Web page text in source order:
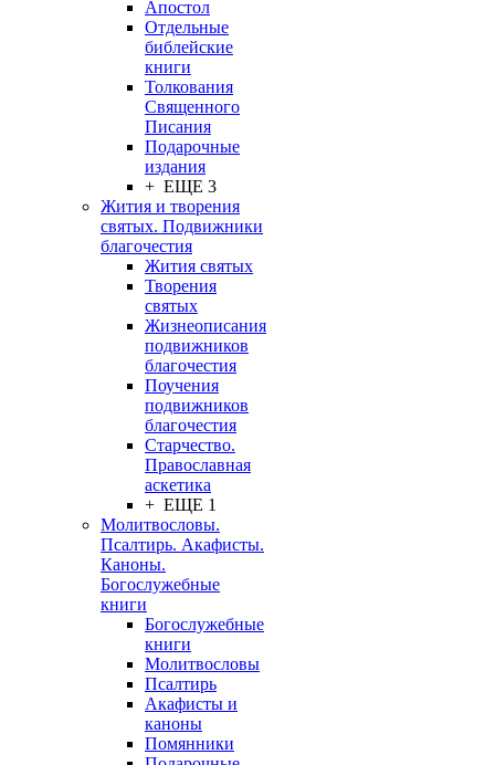
Апостол
Отдельные
библейские
книги
Толкования
Священного
Писания
Подарочные
издания
+ ЕЩЕ 3
Жития и творения
святых. Подвижники
благочестия
Жития святых
Творения
святых
Жизнеописания
подвижников
благочестия
Поучения
подвижников
благочестия
Старчество.
Православная
аскетика
+ ЕЩЕ 1
Молитвословы.
Псалтирь. Акафисты.
Каноны.
Богослужебные
книги
Богослужебные
книги
Молитвословы
Псалтирь
Акафисты и
каноны
Помянники